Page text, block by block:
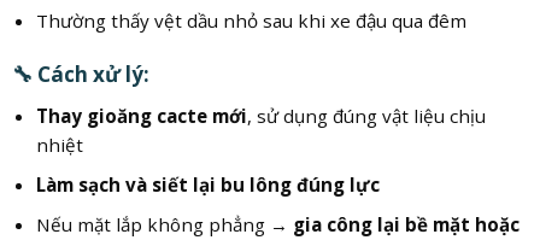
Thường thấy vệt dầu nhỏ sau khi xe đậu qua đêm
🔧 Cách xử lý:
Thay gioăng cacte mới, sử dụng đúng vật liệu chịu
nhiệt
Làm sạch và siết lại bu lông đúng lực
Nếu mặt lắp không phẳng → gia công lại bề mặt hoặc